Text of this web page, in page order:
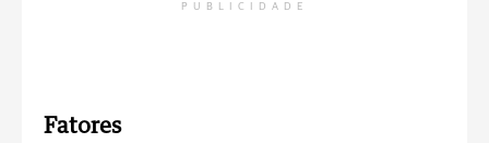
PUBLICIDADE
Fatores